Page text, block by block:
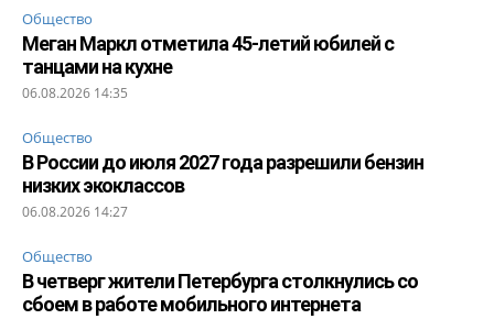
Общество
Меган Маркл отметила 45-летий юбилей с
танцами на кухне
06.08.2026 14:35
Общество
В России до июля 2027 года разрешили бензин
низких экоклассов
06.08.2026 14:27
Общество
В четверг жители Петербурга столкнулись со
сбоем в работе мобильного интернета